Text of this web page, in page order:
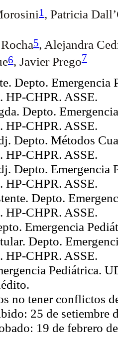
1 , Patricia
Rocha5, Alejandra
6, Javier Prego7
Depto. Emergencia
CHPR. ASSE.
. Depto.
CHPR. ASSE.
Depto. Métodos
CHPR. ASSE.
Depto. Emergencia
CHPR. ASSE.
Depto.
CHPR. ASSE.
Emergencia
Depto.
CHPR. ASSE.
Pediátrica.
no tener conflictos
25 de setiembre
19 de febrero